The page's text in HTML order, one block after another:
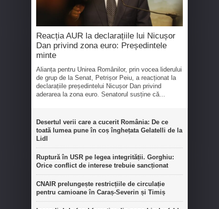
Reacția AUR la declarațiile lui Nicușor
Dan privind zona euro: Președintele
minte
Alianța pentru Unirea Românilor, prin vocea liderului
de grup de la Senat, Petrișor Peiu, a reacționat la
declarațiile președintelui Nicușor Dan privind
aderarea la zona euro. Senatorul susține că...
Desertul verii care a cucerit România: De ce
toată lumea pune în coș înghețata Gelatelli de la
Lidl
Ruptură în USR pe legea integrității. Gorghiu:
Orice conflict de interese trebuie sancționat
CNAIR prelungește restricțiile de circulație
pentru camioane în Caraș-Severin și Timiș